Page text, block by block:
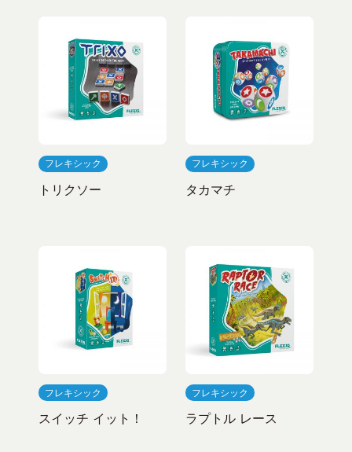
フレキシック
トリクソー
フレキシック
タカマチ
フレキシック
スイッチ イット！
フレキシック
ラプトル レース